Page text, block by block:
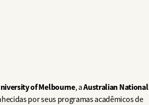
of Melbourne, aAustralian National
por seus programas acadêmicos de